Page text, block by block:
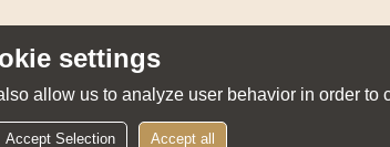
settings
allow us to analyze user behavior in order to
Accept Selection Accept all